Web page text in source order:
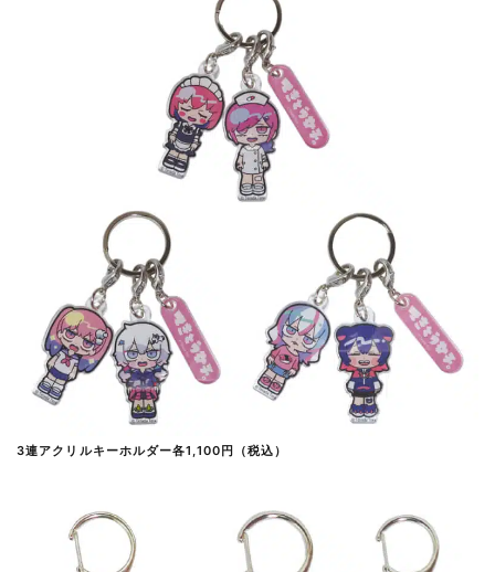
3連アクリルキーホルダー各1,100円（税込）